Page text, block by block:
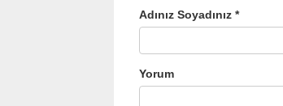
Adınız Soyadınız *
Yorum